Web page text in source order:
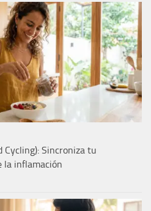
Cycling): Sincroniza tu
la inflamación